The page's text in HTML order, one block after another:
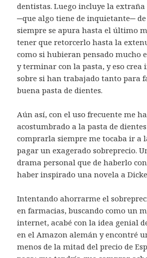
dentistas. Luego incluye la
─que algo tiene de inquietante─ de
siempre se apura hasta el último
tener que retorcerlo hasta la
como si hubieran pensado mucho
y terminar con la pasta, y eso crea
sobre si han trabajado tanto para
buena pasta de dientes.
Aún así, con el uso frecuente me
acostumbrado a la pasta de dientes
comprarla siempre me tocaba ir a
pagar un exagerado sobreprecio.
drama personal que de haberlo
haber inspirado una novela a
Intentando ahorrarme el
en farmacias, buscando como un
internet, acabé con la idea genial
en el Amazon alemán y encontré
menos de la mitad del precio de